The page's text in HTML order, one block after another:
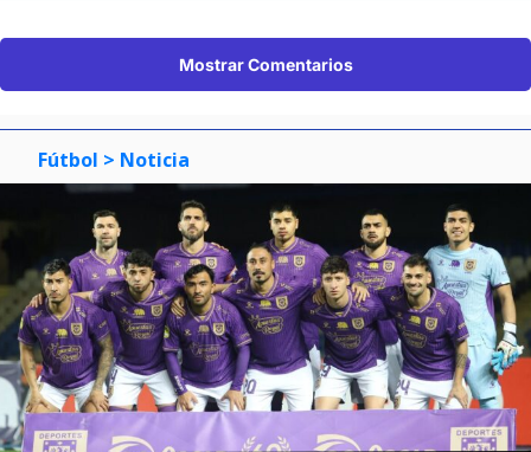
Mostrar Comentarios
Fútbol > Noticia